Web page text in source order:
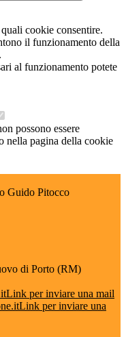
cookie consentire.
il funzionamento della
al funzionamento potete
possono essere
nella pagina della cookie
Guido Pitocco
di Porto (RM)
Link per inviare una mail
Link per inviare una